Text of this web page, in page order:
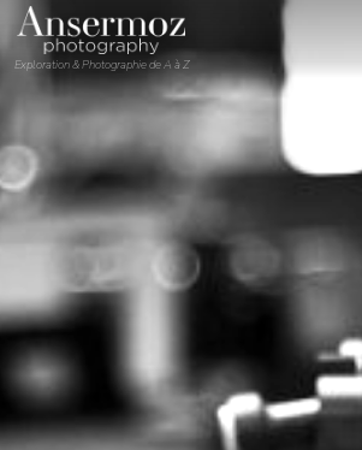
Exploration & Photographie de A à Z